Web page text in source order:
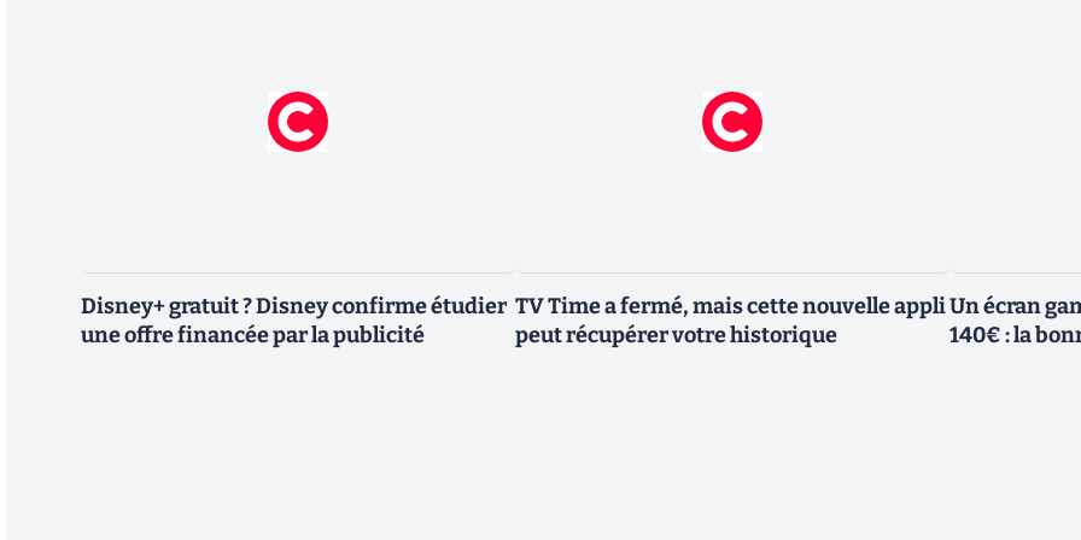
Disney+ gratuit ? Disney confirme étudier
une offre financée par la publicité
TV Time a fermé, mais cette nouvelle appli
peut récupérer votre historique
Un écran
140€ : la